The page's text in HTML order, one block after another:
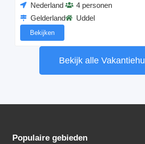
Nederland
Gelderland
4 personen
Uddel
Bekijken
Bekijk alle
Populaire gebieden